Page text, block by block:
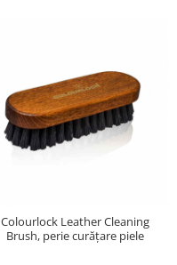
Colourlock Leather Cleaning
Brush, perie curățare piele